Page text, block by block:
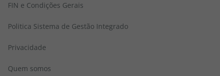
FIN e Condições Gerais
Politica Sistema de Gestão Integrado
Privacidade
Quem somos